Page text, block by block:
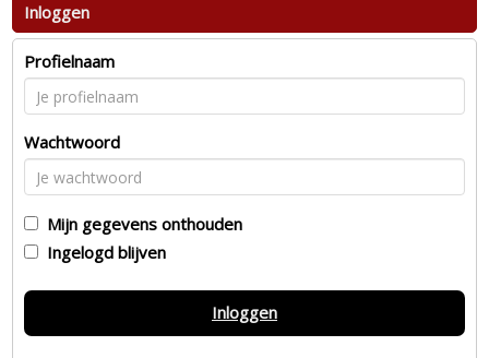
Inloggen
Profielnaam
Wachtwoord
Mijn gegevens onthouden
Ingelogd blijven
Inloggen